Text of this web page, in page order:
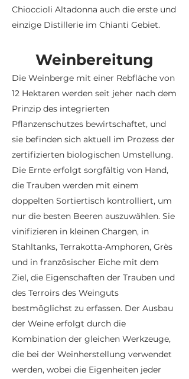
Chioccioli Altadonna auch die erste und
einzige Distillerie im Chianti Gebiet.
Weinbereitung
Die Weinberge mit einer Rebfläche von
12 Hektaren werden seit jeher nach dem
Prinzip des integrierten
Pflanzenschutzes bewirtschaftet, und
sie befinden sich aktuell im Prozess der
zertifizierten biologischen Umstellung.
Die Ernte erfolgt sorgfältig von Hand,
die Trauben werden mit einem
doppelten Sortiertisch kontrolliert, um
nur die besten Beeren auszuwählen. Sie
vinifizieren in kleinen Chargen, in
Stahltanks, Terrakotta-Amphoren, Grès
und in französischer Eiche mit dem
Ziel, die Eigenschaften der Trauben und
des Terroirs des Weinguts
bestmöglichst zu erfassen. Der Ausbau
der Weine erfolgt durch die
Kombination der gleichen Werkzeuge,
die bei der Weinherstellung verwendet
werden, wobei die Eigenheiten jeder